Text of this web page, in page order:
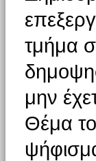
τμήμα
μην
Θέμα